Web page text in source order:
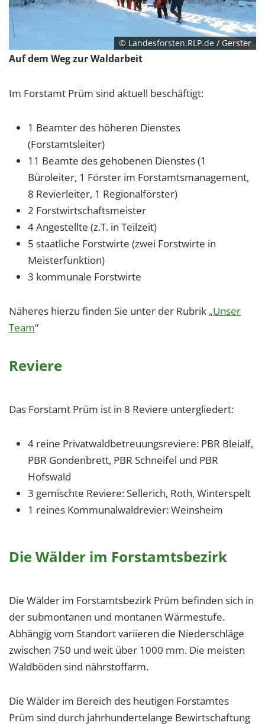
© Landesforsten.RLP.de / Gerster
Auf dem Weg zur Waldarbeit
Im Forstamt Prüm sind aktuell beschäftigt:
1 Beamter des höheren Dienstes
(Forstamtsleiter)
11 Beamte des gehobenen Dienstes (1
Büroleiter, 1 Förster im Forstamtsmanagement,
8 Revierleiter, 1 Regionalförster)
2 Forstwirtschaftsmeister
4 Angestellte (z.T. in Teilzeit)
5 staatliche Forstwirte (zwei Forstwirte in
Meisterfunktion)
3 kommunale Forstwirte
Näheres hierzu finden Sie unter der Rubrik „Unser
Team“
Reviere
Das Forstamt Prüm ist in 8 Reviere untergliedert:
4 reine Privatwaldbetreuungsreviere: PBR Bleialf,
PBR Gondenbrett, PBR Schneifel und PBR
Hofswald
3 gemischte Reviere: Sellerich, Roth, Winterspelt
1 reines Kommunalwaldrevier: Weinsheim
Die Wälder im Forstamtsbezirk
Die Wälder im Forstamtsbezirk Prüm befinden sich in
der submontanen und montanen Wärmestufe.
Abhängig vom Standort variieren die Niederschläge
zwischen 750 und weit über 1000 mm. Die meisten
Waldböden sind nährstoffarm.
Die Wälder im Bereich des heutigen Forstamtes
Prüm sind durch jahrhundertelange Bewirtschaftung